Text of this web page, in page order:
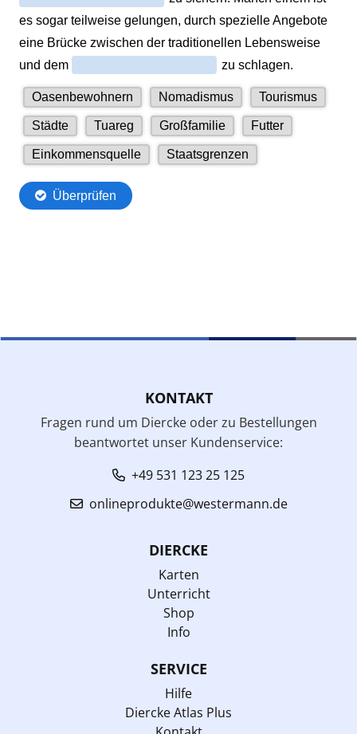
KONTAKT
Fragen rund um Diercke oder zu Bestellungen
beantwortet unser Kundenservice:
+49 531 123 25 125
onlineprodukte@westermann.de
DIERCKE
Karten
Unterricht
Shop
Info
SERVICE
Hilfe
Diercke Atlas Plus